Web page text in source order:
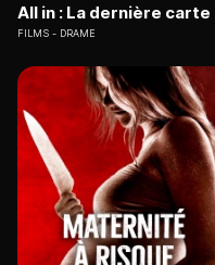
All in : La dernière carte
FILMS DRAME